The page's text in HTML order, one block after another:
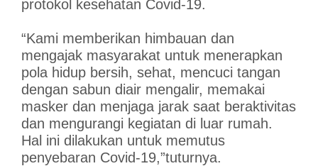
protokol kesehatan Covid-19.
“Kami memberikan himbauan dan
mengajak masyarakat untuk menerapkan
pola hidup bersih, sehat, mencuci tangan
dengan sabun diair mengalir, memakai
masker dan menjaga jarak saat beraktivitas
dan mengurangi kegiatan di luar rumah.
Hal ini dilakukan untuk memutus
penyebaran Covid-19,”tuturnya.